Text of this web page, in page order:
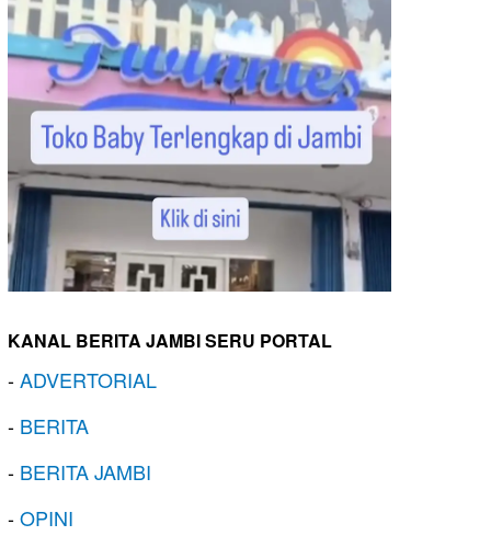
KANAL BERITA JAMBI SERU PORTAL
-ADVERTORIAL
- BERITA
- BERITA JAMBI
-OPINI